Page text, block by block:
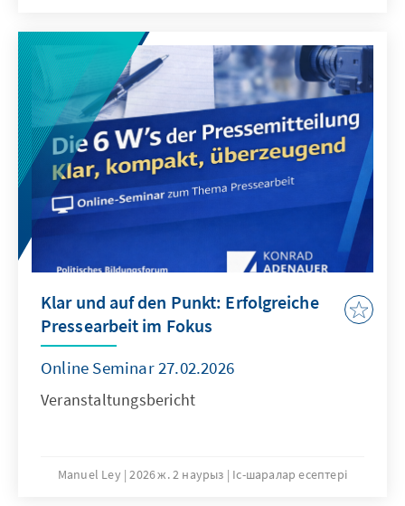
Klar und auf den Punkt: Erfolgreiche
Pressearbeit im Fokus
Online Seminar 27.02.2026
Veranstaltungsbericht
Manuel Ley 2026 ж. 2 наурыз Іс-шаралар есептері